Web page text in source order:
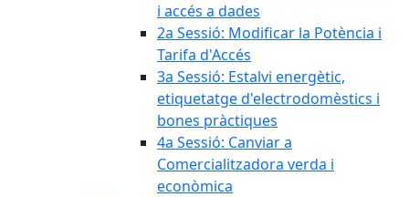
i accés a dades
2a Sessió: Modificar la Potència i
Tarifa d'Accés
3a Sessió: Estalvi energètic,
etiquetatge d'electrodomèstics i
bones pràctiques
4a Sessió: Canviar a
Comercialitzadora verda i
econòmica